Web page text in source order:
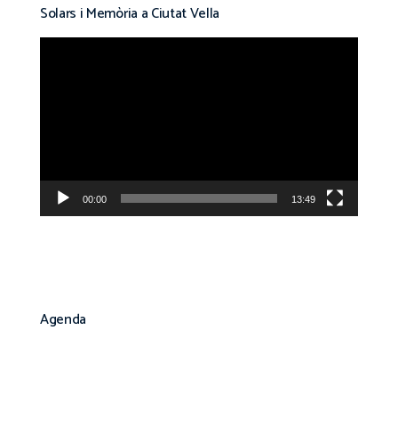
Solars i Memòria a Ciutat Vella
00:00 13:49
Agenda